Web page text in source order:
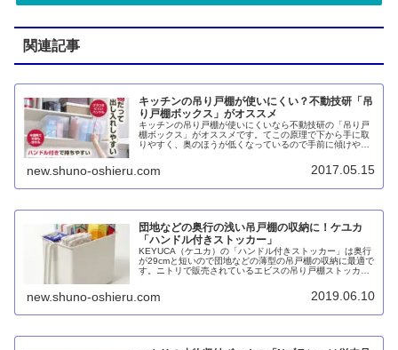
関連記事
キッチンの吊り戸棚が使いにくい？不動技研「吊
り戸棚ボックス」がオススメ
キッチンの吊り戸棚が使いにくいなら不動技研の「吊り戸
棚ボックス」がオススメです。てこの原理で下から手に取
りやすく、奥のほうが低くなっているので手前に傾けやす
new.shuno-oshieru.com 2017.05.15
団地などの奥行の浅い吊戸棚の収納に！ケユカ
「ハンドル付きストッカー」
KEYUCA（ケユカ）の「ハンドル付きストッカー」は奥行
が29cmと短いので団地などの薄型の吊戸棚の収納に最適で
す。ニトリで販売されているエビスの吊り戸棚ストッカー
の、一般的な吊戸棚ストッカーでは収まらなかったお宅に
は朗報と言えるでしょう。
new.shuno-oshieru.com 2019.06.10